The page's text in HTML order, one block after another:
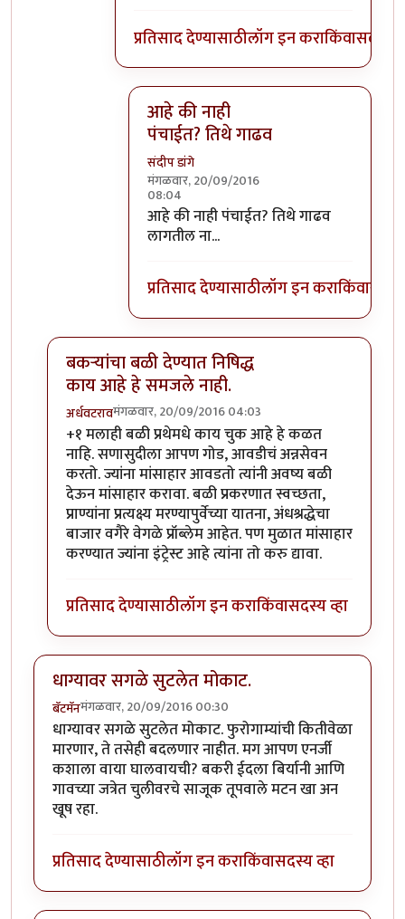
प्रतिसाद देण्यासाठीलॉग इन कराकिंवासदस्य
आहे की नाही
पंचाईत? तिथे गाढव
संदीप डांगे
मंगळवार, 20/09/2016
08:04
In reply toवाईट मानून घेऊ नका गाढवाच्या
आहे की नाही पंचाईत? तिथे गाढव
लागतील ना...
प्रतिसाद देण्यासाठीलॉग इन कराकिंवा
बकऱ्यांचा बळी देण्यात निषिद्ध
काय आहे हे समजले नाही.
अर्धवटरावमंगळवार, 20/09/2016 04:03
In reply toबकऱ्यांचा बळीbyआजानुकर्ण
+१ मलाही बळी प्रथेमधे काय चुक आहे हे कळत
नाहि. सणासुदीला आपण गोड, आवडीचं अन्नसेवन
करतो. ज्यांना मांसाहार आवडतो त्यांनी अवष्य बळी
देऊन मांसाहार करावा. बळी प्रकरणात स्वच्छता,
प्राण्यांना प्रत्यक्ष्य मरण्यापुर्वेच्या यातना, अंधश्रद्धेचा
बाजार वगैरे वेगळे प्रॉब्लेम आहेत. पण मुळात मांसाहार
करण्यात ज्यांना इंट्रेस्ट आहे त्यांना तो करु द्यावा.
प्रतिसाद देण्यासाठीलॉग इन कराकिंवासदस्य व्हा
धाग्यावर सगळे सुटलेत मोकाट.
बॅटमॅनमंगळवार, 20/09/2016 00:30
धाग्यावर सगळे सुटलेत मोकाट. फुरोगाम्यांची कितीवेळा
मारणार, ते तसेही बदलणार नाहीत. मग आपण एनर्जी
कशाला वाया घालवायची? बकरी ईदला बिर्यानी आणि
गावच्या जत्रेत चुलीवरचे साजूक तूपवाले मटन खा अन
खूष रहा.
प्रतिसाद देण्यासाठीलॉग इन कराकिंवासदस्य व्हा